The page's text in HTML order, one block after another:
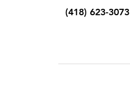
(418) 623-3073